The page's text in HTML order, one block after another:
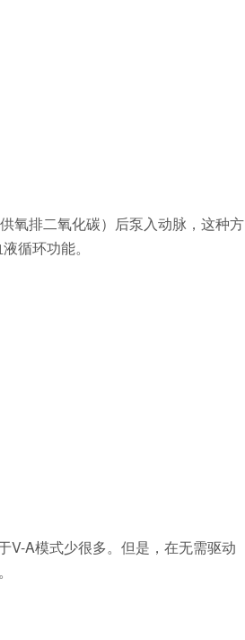
氧排二氧化碳）后泵入动脉，这种方
循环功能。
V-A模式少很多。但是，在无需驱动